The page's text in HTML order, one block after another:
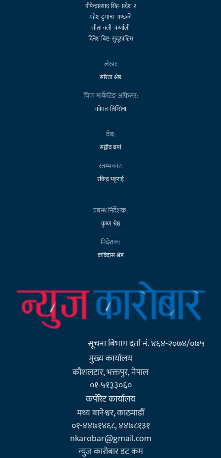
दीपेन्द्रप्रसाद सिंह- प्रदेश २
महेश ढुंगाना- गण्डकी
सीता वली- कर्णाली
दिनेश बिष्ट- सुदूरपश्चिम
लेखा:
सरिता श्रेष्ठ
चिफ मार्केटिङ अफिसर:
कोमल तिम्सिना
वेब:
सञ्जीव बर्मा
स्तम्भकार:
रविन्द्र भट्टराई
प्रबन्ध निर्देशक:
कृष्ण श्रेष्ठ
निर्देशक:
कविदास श्रेष्ठ
सूचना बिभाग दर्ता नं. ४६४-२०७४/०७५
मुख्य कार्यालय
कौशलटार, भक्तपुर, नेपाल
०१-५१३३०६०
कर्पाेरेट कार्यालय
मध्य बानेश्वर, काठमाडौँ
०१-४४७१४६८, ४४७८१३१
nkarobar@gmail.com
न्युज कारोबार डट कम